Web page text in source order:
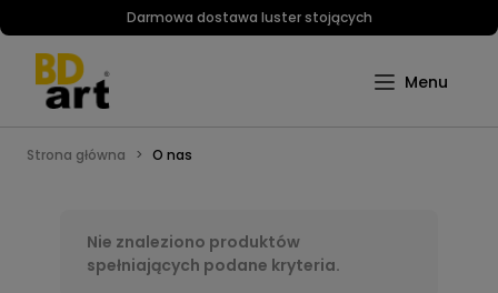
Darmowa dostawa luster stojących
Strona główna O nas
Nie znaleziono produktów
spełniających podane kryteria.